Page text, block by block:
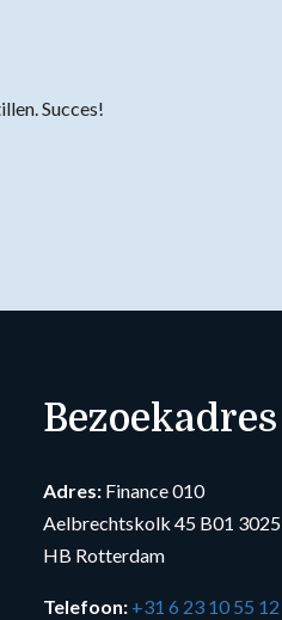
Succes!
Bezoekadres
Adres:Finance 010
Aelbrechtskolk 45 B01 3025
HB Rotterdam
Telefoon: +31 6 23 10 55 12